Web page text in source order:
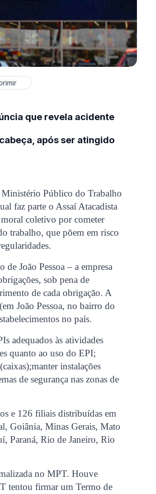
que revela acidente
após ser atingido
Público do Trabalho
faz parte o Assaí Atacadista
coletivo por cometer
trabalho, que põem em risco
João Pessoa – a empresa
sob pena de
de cada obrigação. A
João Pessoa, no bairro do
no país.
adequados às atividades
quanto ao uso do EPI;
instalações
de segurança nas zonas de
e 126 filiais distribuídas em
Goiânia, Minas Gerais, Mato
Paraná, Rio de Janeiro, Rio
no MPT. Houve
tentou firmar um Termo de